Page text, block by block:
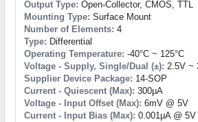
Output Type: Open-Collector, CMOS, TTL
Mounting Type: Surface Mount
Number of Elements: 4
Type: Differential
Operating Temperature: -40°C ~ 125°C
Voltage - Supply, Single/Dual (±): 2.5V ~
Supplier Device Package: 14-SOP
Current - Quiescent (Max): 300µA
Voltage - Input Offset (Max): 6mV @ 5V
Current - Input Bias (Max): 0.001µA @ 5V